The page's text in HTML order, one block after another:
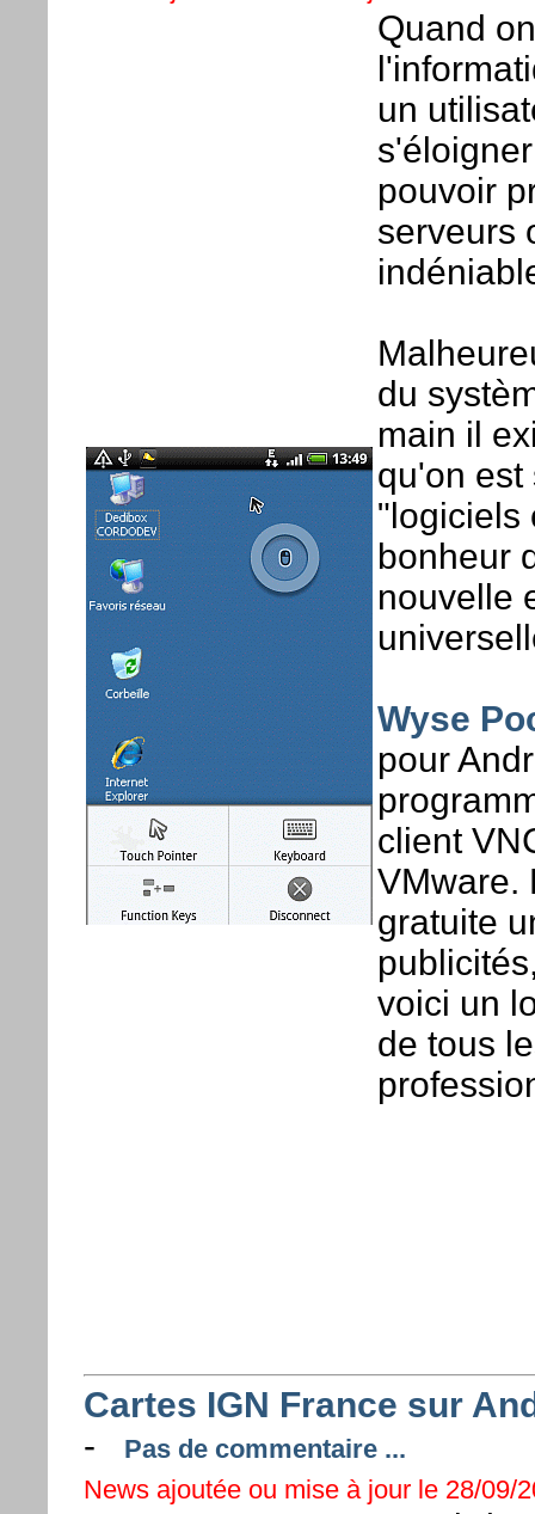
Quand
un
pouvoir
serveurs
du
main il
qu'on est
"logiciels
bonheur
nouvelle
Wyse
pour
client
VMware.
gratuite
voici un
de tous
Cartes IGN France sur
-
Pas de commentaire ...
News ajoutée ou mise à jour le 28/09/